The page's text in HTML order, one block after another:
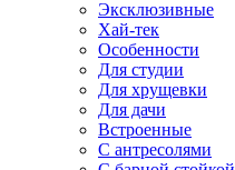
Эксклюзивные
Хай-тек
Особенности
Для студии
Для хрущевки
Для дачи
Встроенные
С антресолями